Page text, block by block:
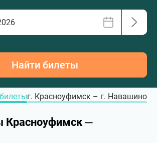
Найти билеты
г. Красноуфимск – г. Навашино
─